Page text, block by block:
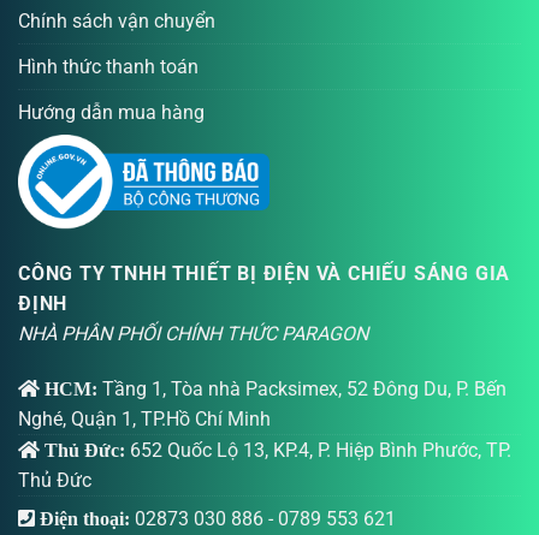
Chính sách vận chuyển
Hình thức thanh toán
Hướng dẫn mua hàng
CÔNG TY TNHH THIẾT BỊ ĐIỆN VÀ CHIẾU SÁNG GIA
ĐỊNH
NHÀ PHÂN PHỐI CHÍNH THỨC PARAGON
HCM: Tầng 1, Tòa nhà Packsimex, 52 Đông Du, P. Bến
Nghé, Quận 1, TP.Hồ Chí Minh
Thủ Đức: 652 Quốc Lộ 13, KP.4, P. Hiệp Bình Phước, TP.
Thủ Đức
Điện thoại: 02873 030 886 - 0789 553 621